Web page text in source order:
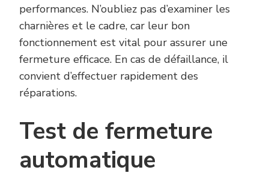
performances. N’oubliez pas d’examiner les
charnières et le cadre, car leur bon
fonctionnement est vital pour assurer une
fermeture efficace. En cas de défaillance, il
convient d’effectuer rapidement des
réparations.
Test de fermeture
automatique